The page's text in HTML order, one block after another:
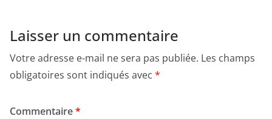
Laisser un commentaire
Votre adresse e-mail ne sera pas publiée. Les champs
obligatoires sont indiqués avec *
Commentaire*